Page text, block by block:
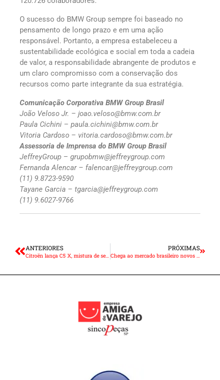
O sucesso do BMW Group sempre foi baseado no
pensamento de longo prazo e em uma ação
responsável. Portanto, a empresa estabeleceu a
sustentabilidade ecológica e social em toda a cadeia
de valor, a responsabilidade abrangente de produtos e
um claro compromisso com a conservação dos
recursos como parte integrante da sua estratégia.
Comunicação Corporativa BMW Group Brasil
João Veloso Jr. – joao.veloso@bmw.com.br
Paula Cichini – paula.cichini@bmw.com.br
Vitoria Cardoso – vitoria.cardoso@bmw.com.br
Assessoria de Imprensa do BMW Group Brasil
JeffreyGroup – grupobmw@jeffreygroup.com
Fernanda Alencar – falencar@jeffreygroup.com
(11) 9.8723-9590
Tayane Garcia – tgarcia@jeffreygroup.com
(11) 9.6027-9766
ANTERIORES
Citroën lança C5 X, mistura de sedã, perua e SUV
PRÓXIMAS
Chega ao mercado brasileiro novos modelos BMW Motorrad em celebração aos 40 anos da linha GS